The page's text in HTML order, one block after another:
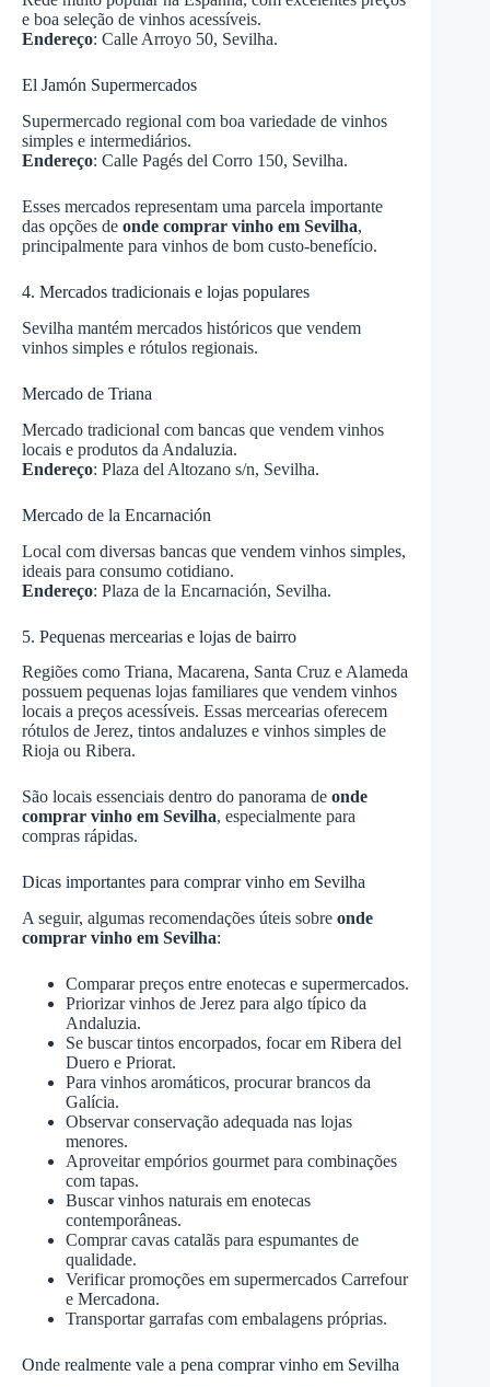
e boa seleção de vinhos acessíveis.
Endereço: Calle Arroyo 50, Sevilha.
El Jamón Supermercados
Supermercado regional com boa variedade de vinhos
simples e intermediários.
Endereço: Calle Pagés del Corro 150, Sevilha.
Esses mercados representam uma parcela importante
das opções de onde comprar vinho em Sevilha,
principalmente para vinhos de bom custo-benefício.
4. Mercados tradicionais e lojas populares
Sevilha mantém mercados históricos que vendem
vinhos simples e rótulos regionais.
Mercado de Triana
Mercado tradicional com bancas que vendem vinhos
locais e produtos da Andaluzia.
Endereço: Plaza del Altozano s/n, Sevilha.
Mercado de la Encarnación
Local com diversas bancas que vendem vinhos simples,
ideais para consumo cotidiano.
Endereço: Plaza de la Encarnación, Sevilha.
5. Pequenas mercearias e lojas de bairro
Regiões como Triana, Macarena, Santa Cruz e Alameda
possuem pequenas lojas familiares que vendem vinhos
locais a preços acessíveis. Essas mercearias oferecem
rótulos de Jerez, tintos andaluzes e vinhos simples de
Rioja ou Ribera.
São locais essenciais dentro do panorama de onde
comprar vinho em Sevilha, especialmente para
compras rápidas.
Dicas importantes para comprar vinho em Sevilha
A seguir, algumas recomendações úteis sobre onde
comprar vinho em Sevilha:
Comparar preços entre enotecas e supermercados.
Priorizar vinhos de Jerez para algo típico da
Andaluzia.
Se buscar tintos encorpados, focar em Ribera del
Duero e Priorat.
Para vinhos aromáticos, procurar brancos da
Galícia.
Observar conservação adequada nas lojas
menores.
Aproveitar empórios gourmet para combinações
com tapas.
Buscar vinhos naturais em enotecas
contemporâneas.
Comprar cavas catalãs para espumantes de
qualidade.
Verificar promoções em supermercados Carrefour
e Mercadona.
Transportar garrafas com embalagens próprias.
Onde realmente vale a pena comprar vinho em Sevilha